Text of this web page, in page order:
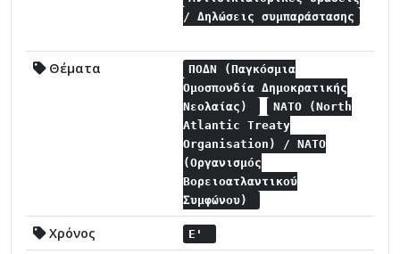
/ Δηλώσεις συμπαράστασης
Θέματα
ΠΟΔΝ (Παγκόσμια
Ομοσπονδία Δημοκρατικής
Νεολαίας)
NATO (North
Atlantic Treaty
Organisation) / NATO
(Οργανισμός
Βορειοατλαντικού
Συμφώνου)
Χρόνος Ε'